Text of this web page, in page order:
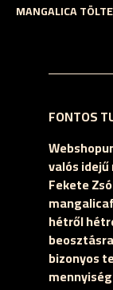
MANGALICA
FONTOS
valós
Fekete
hétről
bizonyos